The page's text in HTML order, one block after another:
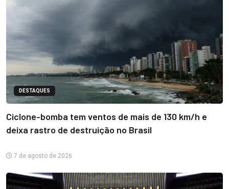
DESTAQUES
Ciclone-bomba tem ventos de mais de 130 km/h e
deixa rastro de destruição no Brasil
7 de agosto de 2026